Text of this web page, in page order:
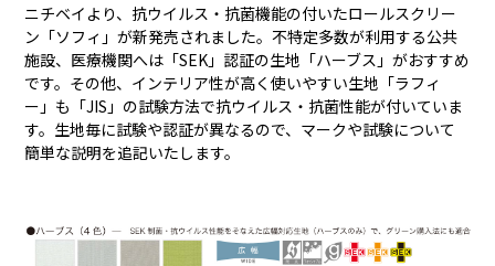
ニチベイより、抗ウイルス・抗菌機能の付いたロールスクリー
ン「ソフィ」が新発売されました。不特定多数が利用する公共
施設、医療機関へは「SEK」認証の生地「ハーブス」がおすすめ
です。その他、インテリア性が高く使いやすい生地「ラフィ
ー」も「JIS」の試験方法で抗ウイルス・抗菌性能が付いていま
す。生地毎に試験や認証が異なるので、マークや試験について
簡単な説明を追記いたします。